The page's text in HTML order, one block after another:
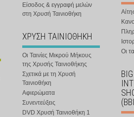
Είσοδος & εγγραφή μελών
στη Χρυσή Ταινιοθήκη
ΧΡΥΣΗ ΤΑΙΝΙΟΘΗΚΗ
Οι Ταινίες Μικρού Μήκους
της Χρυσής Ταινιοθήκης
Σχετικά με τη Χρυσή
Ταινιοθήκη
Αφιερώματα
Συνεντεύξεις
DVD Χρυσή Ταινιοθήκη 1
Οι